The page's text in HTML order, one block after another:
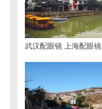
武汉配眼镜 上海配眼镜